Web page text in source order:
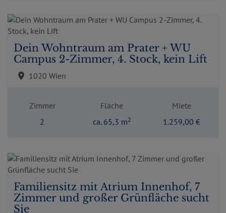
Dein Wohntraum am Prater + WU
Campus 2-Zimmer, 4. Stock, kein Lift
1020 Wien
Zimmer
2
Fläche
ca. 65,3 m2
Miete
1.259,00 €
Familiensitz mit Atrium Innenhof, 7
Zimmer und großer Grünfläche sucht
Sie